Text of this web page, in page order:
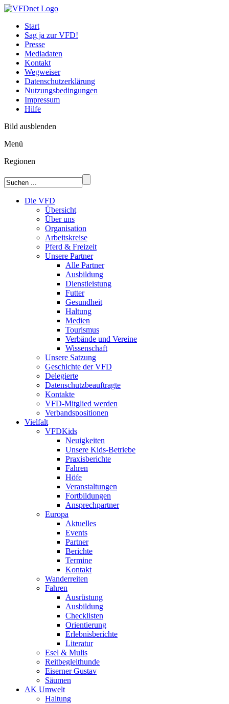
Start
Sag ja zur VFD!
Presse
Mediadaten
Kontakt
Wegweiser
Datenschutzerklärung
Nutzungsbedingungen
Impressum
Hilfe
Bild ausblenden
Menü
Regionen
Die VFD
Übersicht
Über uns
Organisation
Arbeitskreise
Pferd & Freizeit
Unsere Partner
Alle Partner
Ausbildung
Dienstleistung
Futter
Gesundheit
Haltung
Medien
Tourismus
Verbände und Vereine
Wissenschaft
Unsere Satzung
Geschichte der VFD
Delegierte
Datenschutzbeauftragte
Kontakte
VFD-Mitglied werden
Verbandspositionen
Vielfalt
VFDKids
Neuigkeiten
Unsere Kids-Betriebe
Praxisberichte
Fahren
Höfe
Veranstaltungen
Fortbildungen
Ansprechpartner
Europa
Aktuelles
Events
Partner
Berichte
Termine
Kontakt
Wanderreiten
Fahren
Ausrüstung
Ausbildung
Checklisten
Orientierung
Erlebnisberichte
Literatur
Esel & Mulis
Reitbegleithunde
Eiserner Gustav
Säumen
AK Umwelt
Haltung